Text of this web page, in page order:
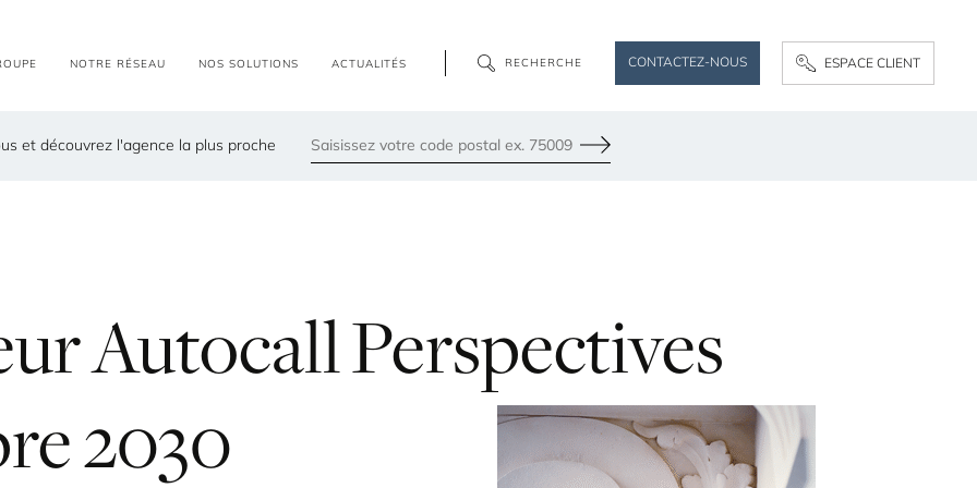
OUPE NOTR E R ÉSEAU NOS SO L UTIO NS ACTUAL ITÉS REC H ERC H E CONTACTEZ-NOUS ESPACE CLIENT
et découvrez l'agence la plus proche Envoyer
79300
Autocall Perspectives
2030